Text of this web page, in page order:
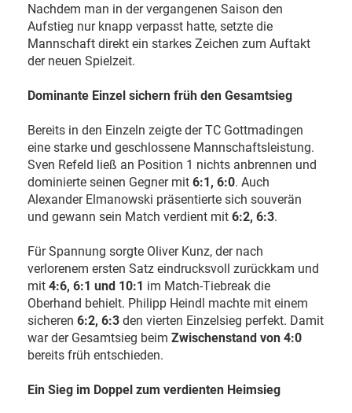
Nachdem man in der vergangenen Saison den
Aufstieg nur knapp verpasst hatte, setzte die
Mannschaft direkt ein starkes Zeichen zum Auftakt
der neuen Spielzeit.
Dominante Einzel sichern früh den Gesamtsieg
Bereits in den Einzeln zeigte der TC Gottmadingen
eine starke und geschlossene Mannschaftsleistung.
Sven Refeld ließ an Position 1 nichts anbrennen und
dominierte seinen Gegner mit 6:1, 6:0. Auch
Alexander Elmanowski präsentierte sich souverän
und gewann sein Match verdient mit 6:2, 6:3.
Für Spannung sorgte Oliver Kunz, der nach
verlorenem ersten Satz eindrucksvoll zurückkam und
mit 4:6, 6:1 und 10:1 im Match-Tiebreak die
Oberhand behielt. Philipp Heindl machte mit einem
sicheren 6:2, 6:3 den vierten Einzelsieg perfekt. Damit
war der Gesamtsieg beim Zwischenstand von 4:0
bereits früh entschieden.
Ein Sieg im Doppel zum verdienten Heimsieg